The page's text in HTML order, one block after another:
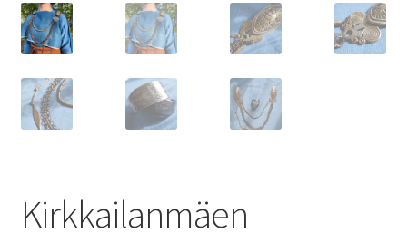
Kirkkailanmäen